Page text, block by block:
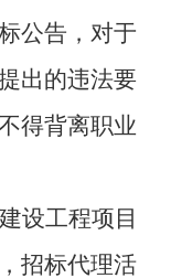
公告，对于
出的违法要
得背离职业
设工程项目
招标代理活